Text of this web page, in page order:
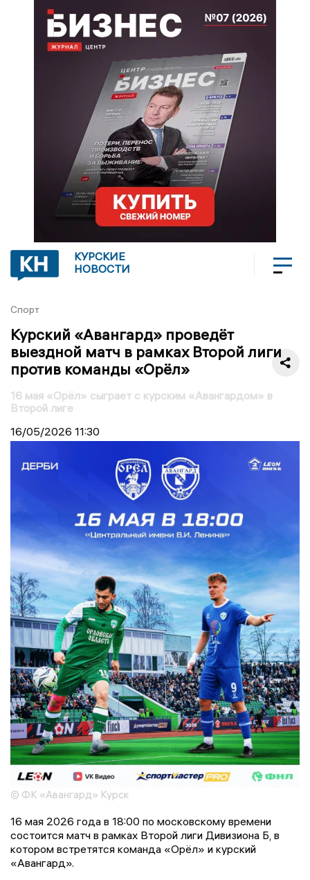
КУРСКИЕ
НОВОСТИ
Спорт
Курский «Авангард» проведёт
выездной матч в рамках Второй лиги
против команды «Орёл»
16 мая «Орёл» сыграет с курским «Авангардом» в
Второй лиге
16/05/2026 11:30
© ФК «Авангард» Курск
16 мая 2026 года в 18:00 по московскому времени
состоится матч в рамках Второй лиги Дивизиона Б, в
котором встретятся команда «Орёл» и курский
«Авангард».